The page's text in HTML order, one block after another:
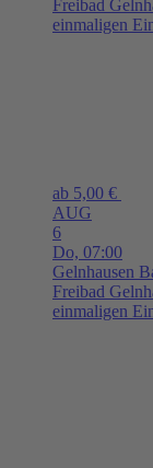
Freibad
einmaligen
ab 5,00 €
AUG
6
Do, 07:00
Gelnhausen
Freibad
einmaligen